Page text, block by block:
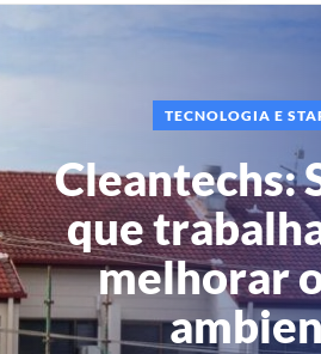
TECNOLOGIA E
Cleantechs:
que
melhorar